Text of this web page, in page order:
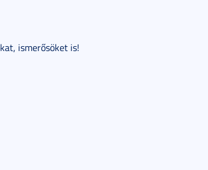
ismerősöket is!